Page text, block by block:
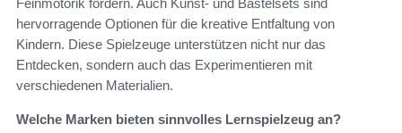
Feinmotorik fördern. Auch Kunst- und Bastelsets sind
hervorragende Optionen für die kreative Entfaltung von
Kindern. Diese Spielzeuge unterstützen nicht nur das
Entdecken, sondern auch das Experimentieren mit
verschiedenen Materialien.
Welche Marken bieten sinnvolles Lernspielzeug an?